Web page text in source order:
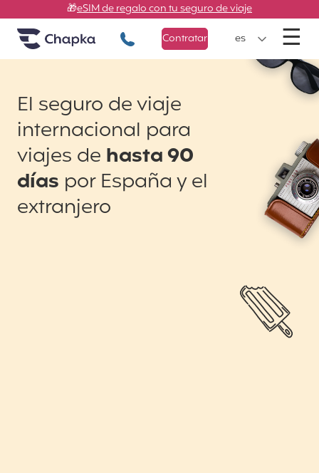
Ir directamente al contenido
Chapka Seguros de viaje
🎁eSIM de regalo con tu seguro de viaje
+34 900 805 947
Contratar es ☰
El seguro de viaje
internacional para
viajes de hasta 90
días por España y el
extranjero